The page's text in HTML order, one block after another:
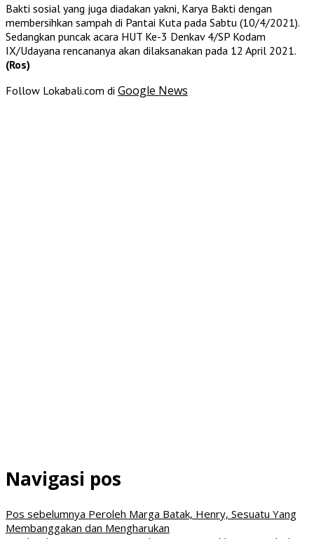
Bakti sosial yang juga diadakan yakni, Karya Bakti dengan
membersihkan sampah di Pantai Kuta pada Sabtu (10/4/2021).
Sedangkan puncak acara HUT Ke-3 Denkav 4/SP Kodam
IX/Udayana rencananya akan dilaksanakan pada 12 April 2021.
(Ros)
Follow Lokabali.com di Google News
Navigasi pos
Pos sebelumnya Peroleh Marga Batak, Henry, Sesuatu Yang
Membanggakan dan Mengharukan